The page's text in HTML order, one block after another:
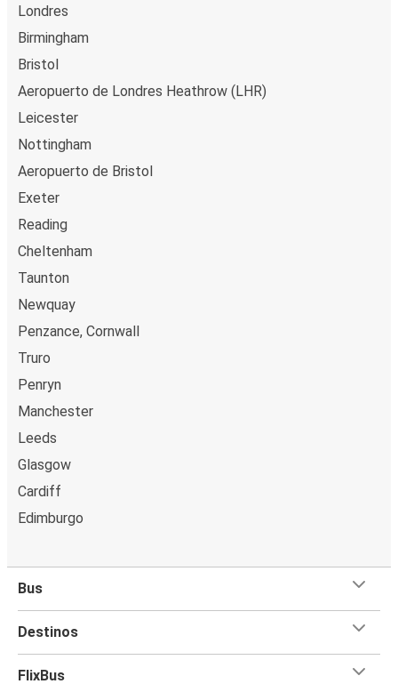
Londres
Birmingham
Bristol
Aeropuerto de Londres Heathrow (LHR)
Leicester
Nottingham
Aeropuerto de Bristol
Exeter
Reading
Cheltenham
Taunton
Newquay
Penzance, Cornwall
Truro
Penryn
Manchester
Leeds
Glasgow
Cardiff
Edimburgo
Bus
Destinos
FlixBus